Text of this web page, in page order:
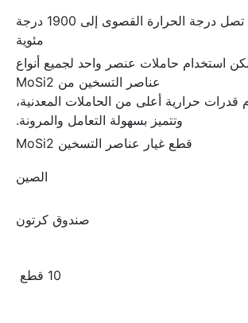
تصل درجة الحرارة القصوى إلى 1900 درجة
مئوية
استخدام حاملات عنصر واحد لجميع أنواع
عناصر التسخين من MoSi2
قدرات حرارية أعلى من الحاملات المعدنية،
وتتميز بسهولة التعامل والمرونة.
قطع غيار عناصر التسخين MoSi2
الصين
صندوق كرتون
10 قطع